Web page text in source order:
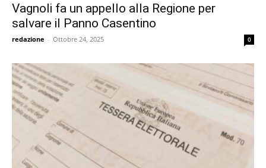
Vagnoli fa un appello alla Regione per
salvare il Panno Casentino
redazione - Ottobre 24, 2025 0